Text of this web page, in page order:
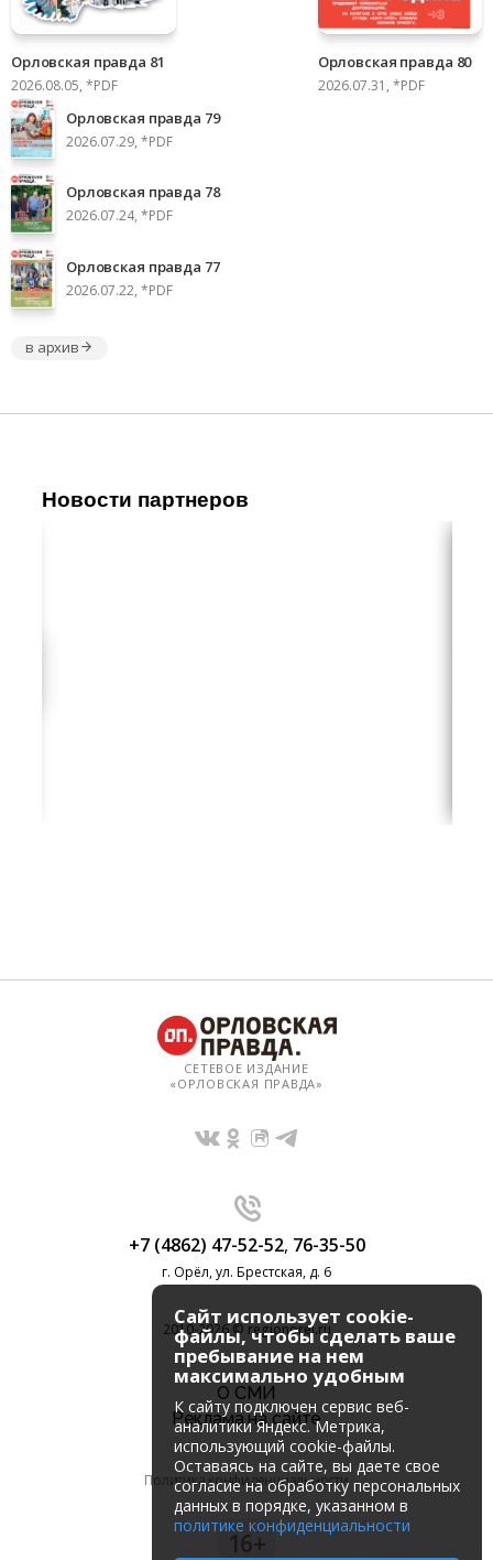
Орловская правда 81
2026.08.05, *PDF
Орловская правда 80
2026.07.31, *PDF
Орловская правда 79
2026.07.29, *PDF
Орловская правда 78
2026.07.24, *PDF
Орловская правда 77
2026.07.22, *PDF
в архив
Новости партнеров
СЕТЕВОЕ ИЗДАНИЕ
«ОРЛОВСКАЯ ПРАВДА»
+7 (4862) 47-52-52, 76-35-50
г. Орёл, ул. Брестская, д. 6
2010-2026 © regionorel.ru
О СМИ
Реклама на сайте
Политика конфиденциальности
16+
Сайт использует cookie-
файлы, чтобы сделать ваше
пребывание на нем
максимально удобным
К cайту подключен сервис веб-
аналитики Яндекс. Метрика,
использующий cookie-файлы.
Оставаясь на сайте, вы даете свое
согласие на обработку персональных
данных в порядке, указанном в
политике конфиденциальности